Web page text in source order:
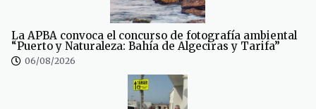
La APBA convoca el concurso de fotografía ambiental
“Puerto y Naturaleza: Bahía de Algeciras y Tarifa”
06/08/2026